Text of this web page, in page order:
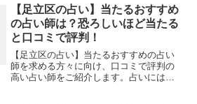
紗江子先生の占いに焦点を当て、良い口
コミと悪い口コミについて検証します。
占いを利用する人々が抱く期待や不安、
そして紗江子先生がどのような占いスタ
イルで知られているのかを明らかにし、
読者の皆様に客観的な情報を提供しま
す。
【足立区の占い】当たるおすすめ
の占い師は？恐ろしいほど当たる
と口コミで評判！
【足立区の占い】当たるおすすめの占い
師を求める方々に向け、口コミで評判の
高い占い師をご紹介します。占いには個